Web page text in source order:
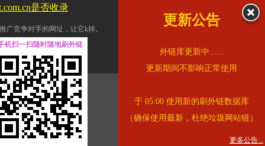
竞争对手的网址，让它k掉。
换友情链接。
的查询页面。
质量。
错误外链纠正
是否收录
更新公告
外链库更新中......
更新期间不影响正常使用
于 05:00 使用新的刷外链数据库
（确保使用最新，杜绝垃圾网站链）
更多公告...
机扫一扫随时随地刷外链